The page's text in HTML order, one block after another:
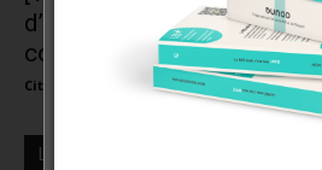
d’expérience | Marie
conception
Cité de la RSE et de l'impact 1 juin 2021